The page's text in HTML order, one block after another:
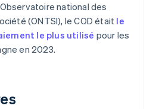
national des
(ONTSI), le COD était le
le plus utilisé pour les
en 2023.